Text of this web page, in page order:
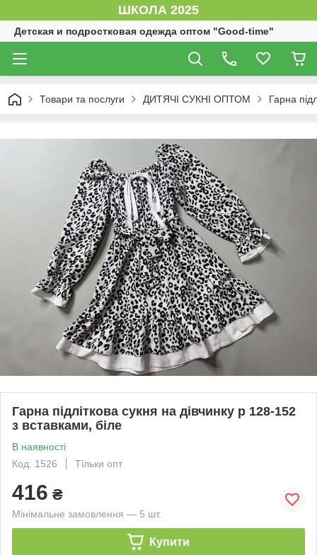
ШКОЛА 2025
Детская и подростковая одежда оптом "Good-time"
Товари та послуги ДИТЯЧІ СУКНІ ОПТОМ Гарна
Гарна підліткова сукня на дівчинку р 128-152
з вставками, біле
В наявності
Код: 1526
Тільки опт
416 ₴
Мінімальне замовлення — 5 шт.
Купити